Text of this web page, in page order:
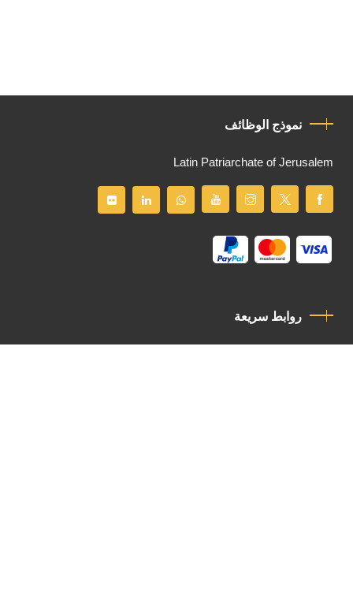
نموذج الوظائف
Latin Patriarchate of Jerusalem
روابط سريعة